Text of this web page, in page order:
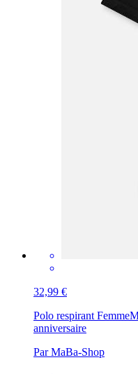
32,99 €
Polo respirant Femme
anniversaire
Par MaBa-Shop